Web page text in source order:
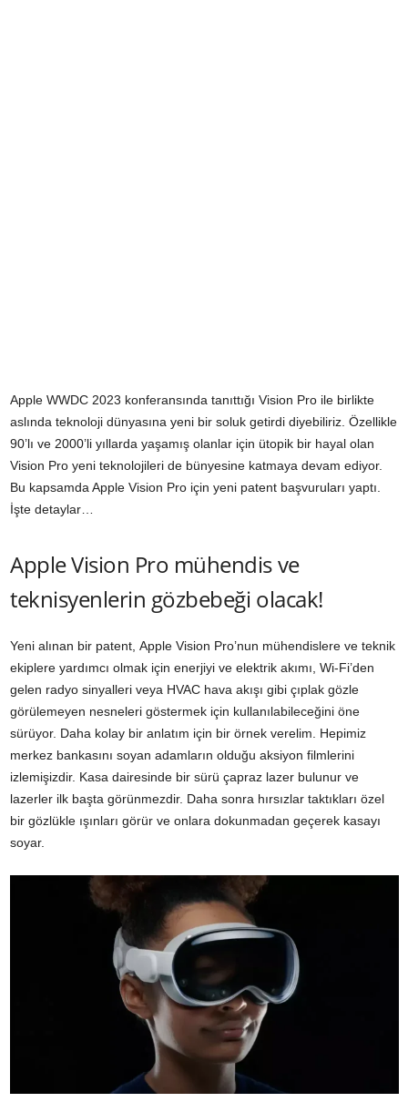
Apple WWDC 2023 konferansında tanıttığı Vision Pro ile birlikte
aslında teknoloji dünyasına yeni bir soluk getirdi diyebiliriz. Özellikle
90’lı ve 2000’li yıllarda yaşamış olanlar için ütopik bir hayal olan
Vision Pro yeni teknolojileri de bünyesine katmaya devam ediyor.
Bu kapsamda Apple Vision Pro için yeni patent başvuruları yaptı.
İşte detaylar…
Apple Vision Pro mühendis ve
teknisyenlerin gözbebeği olacak!
Yeni alınan bir patent, Apple Vision Pro’nun mühendislere ve teknik
ekiplere yardımcı olmak için enerjiyi ve elektrik akımı, Wi-Fi’den
gelen radyo sinyalleri veya HVAC hava akışı gibi çıplak gözle
görülemeyen nesneleri göstermek için kullanılabileceğini öne
sürüyor. Daha kolay bir anlatım için bir örnek verelim. Hepimiz
merkez bankasını soyan adamların olduğu aksiyon filmlerini
izlemişizdir. Kasa dairesinde bir sürü çapraz lazer bulunur ve
lazerler ilk başta görünmezdir. Daha sonra hırsızlar taktıkları özel
bir gözlükle ışınları görür ve onlara dokunmadan geçerek kasayı
soyar.